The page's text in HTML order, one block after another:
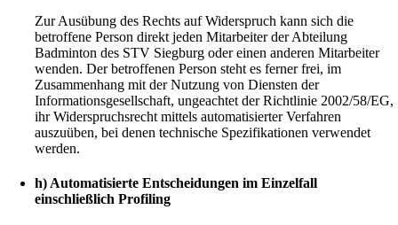
Zur Ausübung des Rechts auf Widerspruch kann sich die
betroffene Person direkt jeden Mitarbeiter der Abteilung
Badminton des STV Siegburg oder einen anderen Mitarbeiter
wenden. Der betroffenen Person steht es ferner frei, im
Zusammenhang mit der Nutzung von Diensten der
Informationsgesellschaft, ungeachtet der Richtlinie 2002/58/EG,
ihr Widerspruchsrecht mittels automatisierter Verfahren
auszuüben, bei denen technische Spezifikationen verwendet
werden.
h) Automatisierte Entscheidungen im Einzelfall
einschließlich Profiling